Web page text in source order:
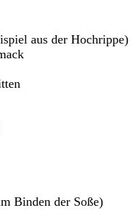
aus der Hochrippe)
Binden der Soße)